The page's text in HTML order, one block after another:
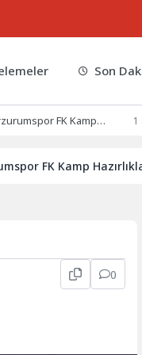
Son
FK Kamp Hazırlıklarına Devam Ediyor 1
Devam
0